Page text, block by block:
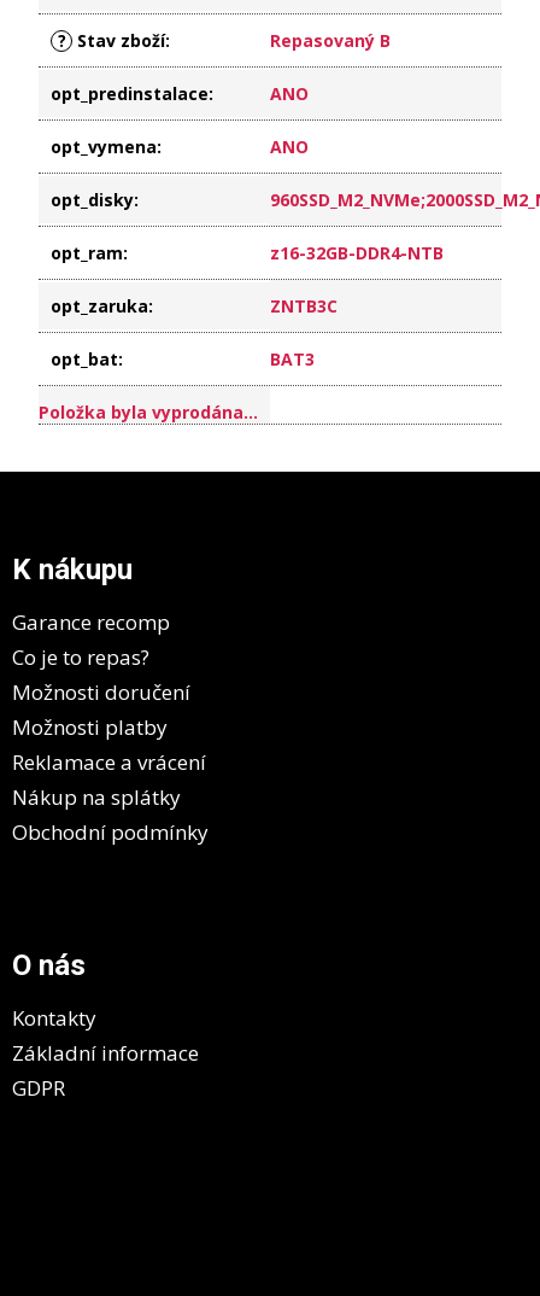
? Stav zboží: Repasovaný B
opt_predinstalace: ANO
opt_vymena: ANO
opt_disky:
opt_ram: z16-32GB-DDR4-NTB
opt_zaruka: ZNTB3C
opt_bat: BAT3
Položka byla vyprodána…
K nákupu
Garance recomp
Co je to repas?
Možnosti doručení
Možnosti platby
Reklamace a vrácení
Nákup na splátky
Obchodní podmínky
O nás
Kontakty
Základní informace
GDPR